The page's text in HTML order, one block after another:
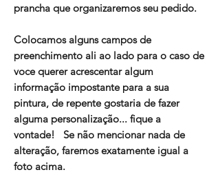
prancha que organizaremos seu pedido.
Colocamos alguns campos de
preenchimento ali ao lado para o caso de
voce querer acrescentar algum
informação impostante para a sua
pintura, de repente gostaria de fazer
alguma personalização... fique a
vontade! Se não mencionar nada de
alteração, faremos exatamente igual a
foto acima.